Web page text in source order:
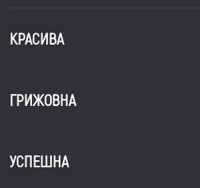
КРАСИВА
ГРИЖОВНА
УСПЕШНА